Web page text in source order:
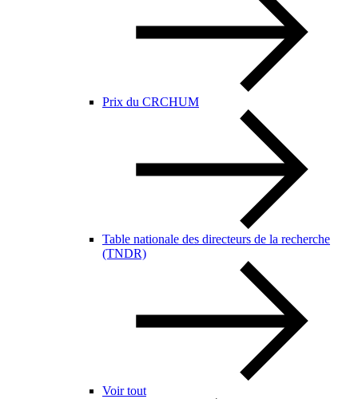
Prix du CRCHUM
Table nationale des directeurs de la recherche
(TNDR)
Voir tout